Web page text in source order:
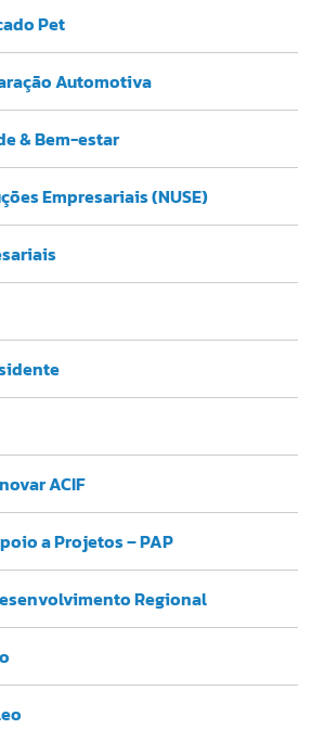
Pet
Automotiva
& Bem-estar
Empresariais (NUSE)
ACIF
a Projetos – PAP
Regional